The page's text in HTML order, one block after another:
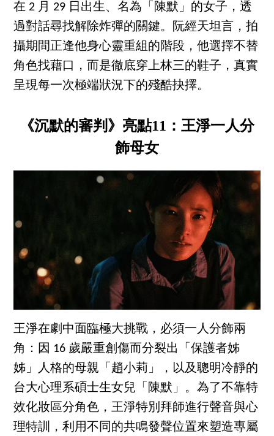
在 2 月 29 日出生、名為「陳默」的女子，透
過對話尋找解除炸彈的關鍵。阮經天坦言，拍
攝期間正逢他身心靈重組的階段，他選擇不替
角色找藉口，而是徹底穿上林三的鞋子，真實
呈現每一次極端狀況下的殘酷抉擇。
《沉默的審判》亮點11：王淨一人分
飾母女
王淨在劇中面臨極大挑戰，必須一人分飾兩
角：因 16 歲嚴重創傷而分裂出「保護者姊
姊」人格的母親「趙小莉」，以及聰明冷靜的
台大心理系碩士生女兒「陳默」。為了不靠特
效化妝區分角色，王淨特別拜師進行聲音與心
理特訓，利用不同的共鳴發聲位置來塑造專屬